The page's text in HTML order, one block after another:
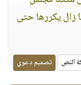
زال يكررها حتى
النص تصميم دعوي